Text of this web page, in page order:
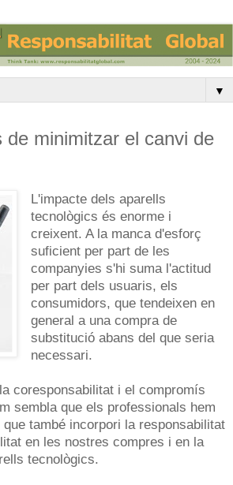
▼
de minimitzar el canvi de
L'impacte dels aparells
tecnològics és enorme i
creixent. A la manca d'esforç
suficient per part de les
companyies s'hi suma l'actitud
per part dels usuaris, els
consumidors, que tendeixen en
general a una compra de
substitució abans del que seria
necessari.
coresponsabilitat i el compromís
sembla que els professionals hem
també incorpori la responsabilitat
en les nostres compres i en la
tecnològics.